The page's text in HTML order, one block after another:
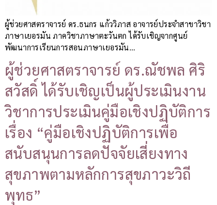
ผู้ช่วยศาสตราจารย์ ดร.ธนกร แก้ววิภาส อาจารย์ประจำสาขาวิชา
ภาษาเยอรมัน ภาควิชาภาษาตะวันตก ได้รับเชิญจากศูนย์
พัฒนาการเรียนการสอนภาษาเยอรมัน…
ผู้ช่วยศาสตราจารย์ ดร.ณัชพล ศิริ
สวัสดิ์ ได้รับเชิญเป็นผู้ประเมินงาน
วิชาการประเมินคู่มือเชิงปฏิบัติการ
เรื่อง “คู่มือเชิงปฏิบัติการเพื่อ
สนับสนุนการลดปัจจัยเสี่ยงทาง
สุขภาพตามหลักการสุขภาวะวิถี
พุทธ”